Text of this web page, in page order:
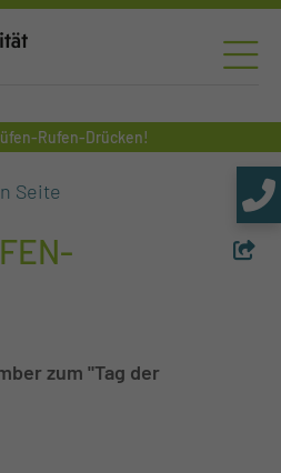
Rufen-Drücken!
Seite
zum "Tag der